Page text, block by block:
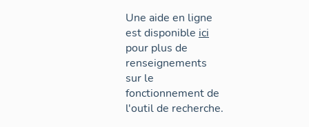
Une aide en ligne
est disponible ici
pour plus de
renseignements
sur le
fonctionnement de
l'outil de recherche.